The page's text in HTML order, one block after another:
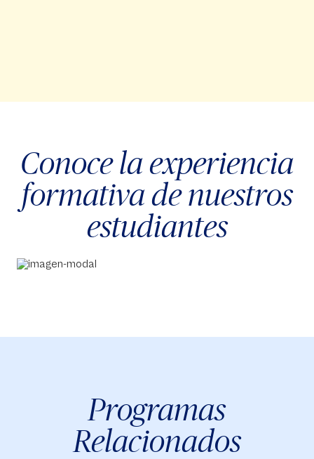
Conoce la experiencia
formativa de nuestros
estudiantes
Programas
Relacionados